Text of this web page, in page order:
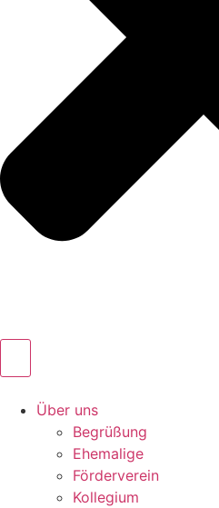
Über uns
Begrüßung
Ehemalige
Förderverein
Kollegium